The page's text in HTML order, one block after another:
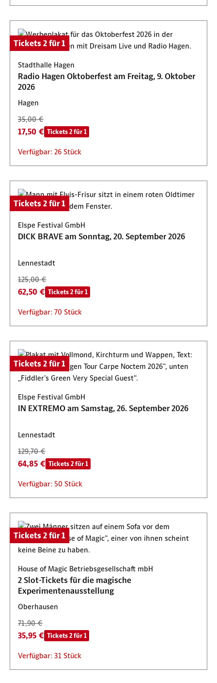
Tickets 2 für 1
Stadthalle Hagen
Radio Hagen Oktoberfest am Freitag, 9. Oktober
2026
Hagen
35,00 €
17,50 € Tickets 2 für 1
Verfügbar: 26 Stück
Tickets 2 für 1
Elspe Festival GmbH
DICK BRAVE am Sonntag, 20. September 2026
Lennestadt
125,00 €
62,50 € Tickets 2 für 1
Verfügbar: 70 Stück
Tickets 2 für 1
Elspe Festival GmbH
IN EXTREMO am Samstag, 26. September 2026
Lennestadt
129,70 €
64,85 € Tickets 2 für 1
Verfügbar: 50 Stück
Tickets 2 für 1
House of Magic Betriebsgesellschaft mbH
2 Slot-Tickets für die magische
Experimentenausstellung
Oberhausen
71,90 €
35,95 € Tickets 2 für 1
Verfügbar: 31 Stück